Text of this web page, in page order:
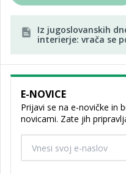
Iz jugoslovanskih
interierje: vrača se
E-NOVICE
Prijavi se na e-novičke in
novicami. Zate jih